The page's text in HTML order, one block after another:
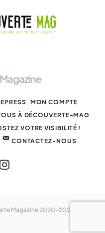
MON COMPTE
À DÉCOUVERTE-MAG
VOTRE VISIBILITÉ !
CONTACTEZ-NOUS
Magazine 2020-2025